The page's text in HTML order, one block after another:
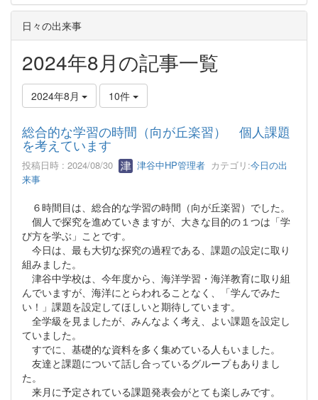
日々の出来事
2024年8月の記事一覧
2024年8月 10件
総合的な学習の時間（向が丘楽習） 個人課題
を考えています
投稿日時 : 2024/08/30 津谷中HP管理者 カテゴリ:今日の出
来事
６時間目は、総合的な学習の時間（向が丘楽習）でした。
個人で探究を進めていきますが、大きな目的の１つは「学
び方を学ぶ」ことです。
今日は、最も大切な探究の過程である、課題の設定に取り
組みました。
津谷中学校は、今年度から、海洋学習・海洋教育に取り組
んでいますが、海洋にとらわれることなく、「学んでみた
い！」課題を設定してほしいと期待しています。
全学級を見ましたが、みんなよく考え、よい課題を設定し
ていました。
すでに、基礎的な資料を多く集めている人もいました。
友達と課題について話し合っているグループもありまし
た。
来月に予定されている課題発表会がとても楽しみです。